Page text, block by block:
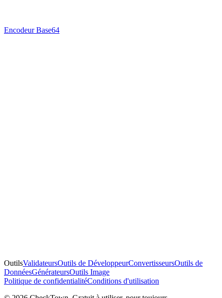
Encodeur Base64
OutilsValidateursOutils de DéveloppeurConvertisseursOutils de
DonnéesGénérateursOutils Image
Politique de confidentialitéConditions d'utilisation